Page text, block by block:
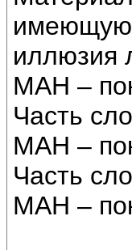
иллюзия
МАН –
Часть
МАН –
Часть
МАН –